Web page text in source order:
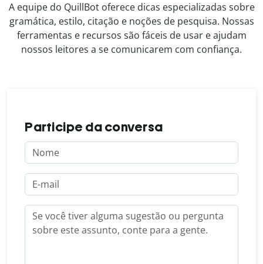
A equipe do QuillBot oferece dicas especializadas sobre
gramática, estilo, citação e noções de pesquisa. Nossas
ferramentas e recursos são fáceis de usar e ajudam
nossos leitores a se comunicarem com confiança.
Participe da conversa